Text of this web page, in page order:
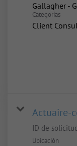
Gallagher -
Categorías
Client
Actuaire-
ID de
Ubicación